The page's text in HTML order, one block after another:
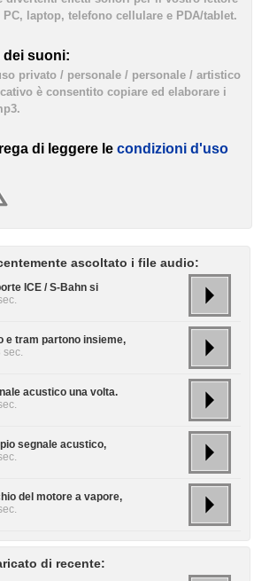
PC, laptop, telefono cellulare e PDA/tablet.
dei suoni:
privato / personale / personale / artistico
è consentito copiare ed elaborare i
di leggere le condizioni d'uso
ascoltato i file audio:
ICE / S-Bahn si
e tram partono insieme,
sec.
acustico una volta.
segnale acustico,
del motore a vapore,
di recente: